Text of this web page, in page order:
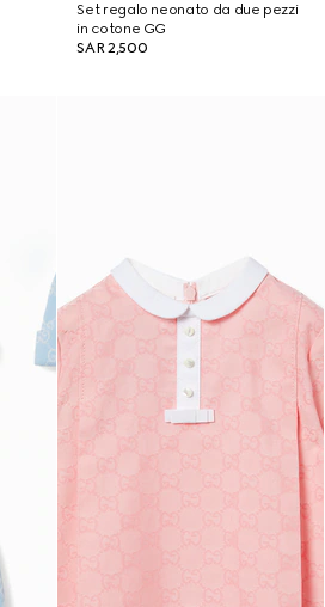
Set regalo neonato da due pezzi
in cotone GG
SAR 2,500